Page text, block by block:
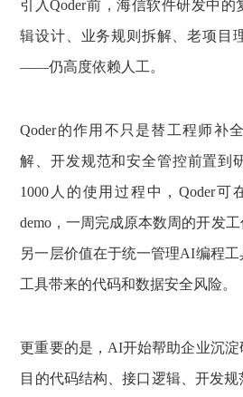
引入Qoder前，海信软件研发中
辑设计、业务规则拆解、老项目
——仍高度依赖人工。
Qoder的作用不只是替工程师补
解、开发规范和安全管控前置到
1000人的使用过程中，Qoder可
demo，一周完成原本数周的开发
另一层价值在于统一管理AI编程
工具带来的代码和数据安全风险。
更重要的是，AI开始帮助企业沉
目的代码结构、接口逻辑、开发